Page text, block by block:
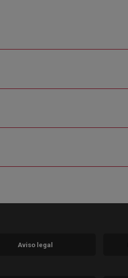
nueva)nueva)
Aviso legal